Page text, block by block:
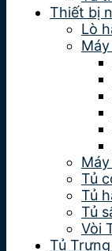
Thiết bị
Lò
Tủ
Tủ
Tủ
Vòi
Tủ